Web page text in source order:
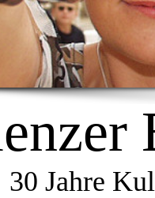
30 Jahre